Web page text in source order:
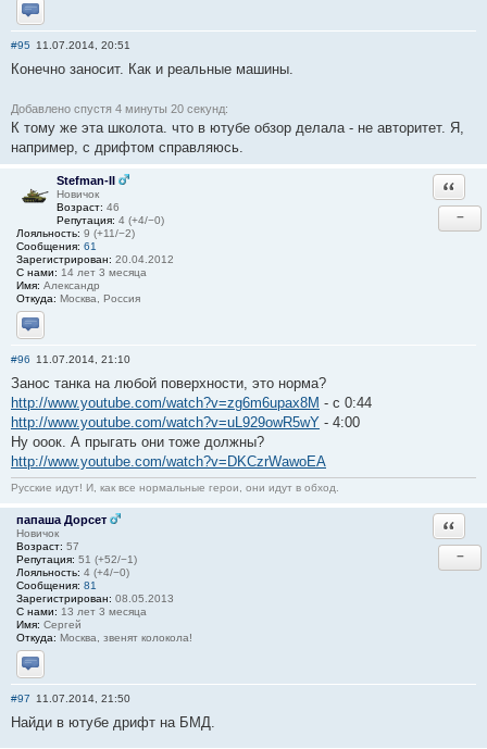
Отправить личное сообщение
#95 11.07.2014, 20:51
Конечно заносит. Как и реальные машины.
Добавлено спустя 4 минуты 20 секунд:
К тому же эта школота. что в ютубе обзор делала - не авторитет. Я,
например, с дрифтом справляюсь.
Stefman-II
Новичок
Возраст: 46
Репутация: 4 (+4/−0)
Лояльность: 9 (+11/−2)
Сообщения: 61
Зарегистрирован: 20.04.2012
С нами: 14 лет 3 месяца
Имя: Александр
Откуда: Москва, Россия
Отправить личное сообщение
−
#96 11.07.2014, 21:10
Занос танка на любой поверхности, это норма?
http://www.youtube.com/watch?v=zg6m6upax8M - с 0:44
http://www.youtube.com/watch?v=uL929owR5wY - 4:00
Ну ооок. А прыгать они тоже должны?
http://www.youtube.com/watch?v=DKCzrWawoEA
Русские идут! И, как все нормальные герои, они идут в обход.
папаша Дорсет
Новичок
Возраст: 57
Репутация: 51 (+52/−1)
Лояльность: 4 (+4/−0)
Сообщения: 81
Зарегистрирован: 08.05.2013
С нами: 13 лет 3 месяца
Имя: Сергей
Откуда: Москва, звенят колокола!
Отправить личное сообщение
−
#97 11.07.2014, 21:50
Найди в ютубе дрифт на БМД.